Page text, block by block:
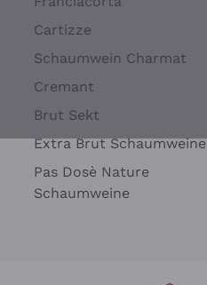
Cartizze
Schaumwein Charmat
Cremant
Brut Sekt
Extra Brut Schaumweine
Pas Dosè Nature
Schaumweine